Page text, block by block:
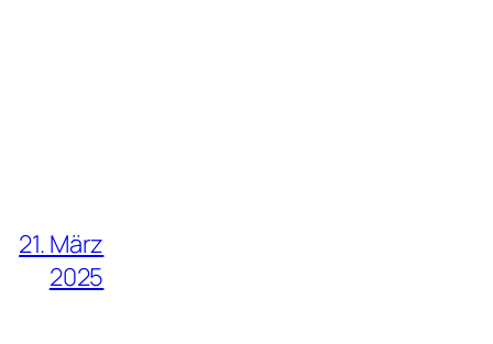
21. März
2025